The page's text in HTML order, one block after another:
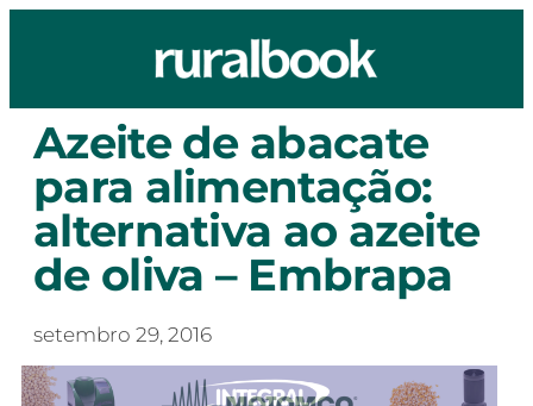
Azeite de abacate
para alimentação:
alternativa ao azeite
de oliva – Embrapa
setembro 29, 2016